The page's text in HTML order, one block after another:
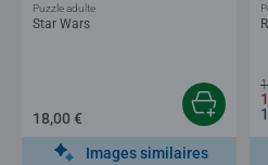
Star Wars
Puzzle adulte
18,00 €
Images similaires